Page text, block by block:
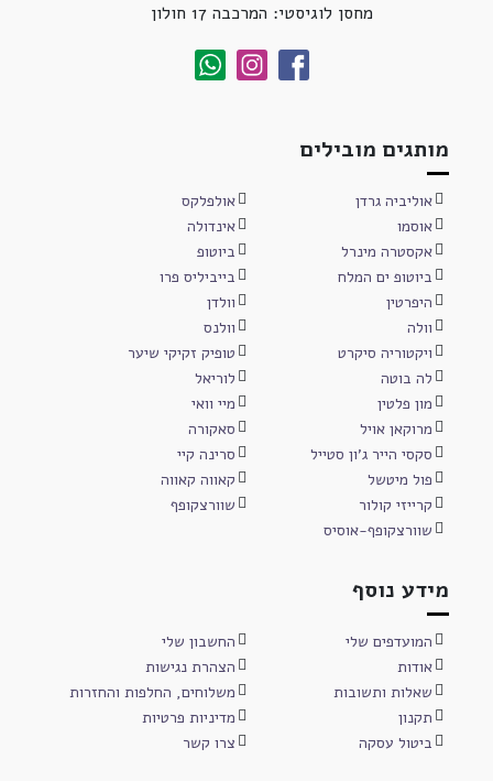
מחסן לוגיסטי: המרכבה 17 חולון
מותגים מובילים
אוליביה גרדן
אולפלקס
אוסמו
אינדולה
אקסטרה מינרל
ביוטופ
ביוטופ ים המלח
בייביליס פרו
היפרטין
וולדן
וולה
וולנס
ויקטוריה סיקרט
טופיק זקיקי שיער
לה בוטה
לוריאל
מון פלטין
מיי וואי
מרוקאן אויל
סאקורה
סקסי הייר ג'ון סטייל
סרינה קיי
פול מיטשל
קאווה קאווה
קרייזי קולור
שוורצקופף
שוורצקופף-אוסיס
מידע נוסף
המועדפים שלי
החשבון שלי
אודות
הצהרת נגישות
שאלות ותשובות
משלוחים, החלפות והחזרות
תקנון
מדיניות פרטיות
ביטול עסקה
צרו קשר